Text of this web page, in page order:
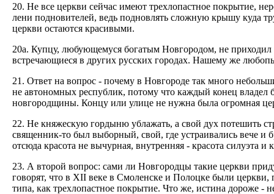
20. Не все церкви сейчас имеют трехлопастное покрытие,
лени подновителей, ведь подновлять сложную крышу куда
церкви остаются красивыми.
20а. Купцу, любующемуся богатым Новгородом, не
встречающиеся в других русских городах. Нашему же
21. Ответ на вопрос - почему в Новгороде так много
не автономных республик, потому что каждый конец
новгородщины. Концу или улице не нужна была огромная
22. Не княжескую гордыню ублажать, а свой дух потешить
священник-то был выборный, свой, где устраивались вече
отсюда красота не вычурная, внутренняя - красота силуэта и
23. А второй вопрос: сами ли Новгородцы такие церкви
говорят, что в XII веке в Смоленске и Полоцке были
типа, как трехлопастное покрытие. Что же, истина дороже -